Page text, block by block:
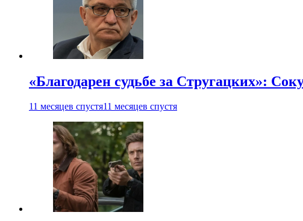
«Благодарен судьбе за Стругацких»:
11 месяцев спустя11 месяцев спустя